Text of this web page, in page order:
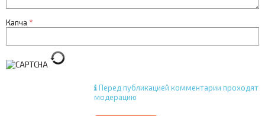
Капча *
Перед публикацией комментарии проходят
модерацию